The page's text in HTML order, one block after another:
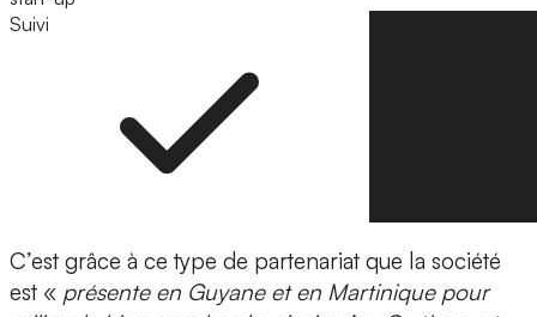
Suivi
C’est grâce à ce type de partenariat que la société
est « présente en Guyane et en Martinique pour